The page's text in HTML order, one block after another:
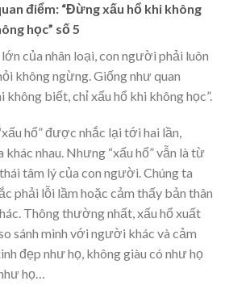
điểm: “Đừng xấu hổ khi không
học” số 5
của nhân loại, con người phải luôn
không ngừng. Giống như quan
biết, chỉ xấu hổ khi không học”.
hổ” được nhắc lại tới hai lần,
khác nhau. Nhưng “xấu hổ” vẫn là từ
tâm lý của con người. Chúng ta
phải lỗi lầm hoặc cảm thấy bản thân
Thông thường nhất, xấu hổ xuất
sánh mình với người khác và cảm
đẹp như họ, không giàu có như họ
họ…